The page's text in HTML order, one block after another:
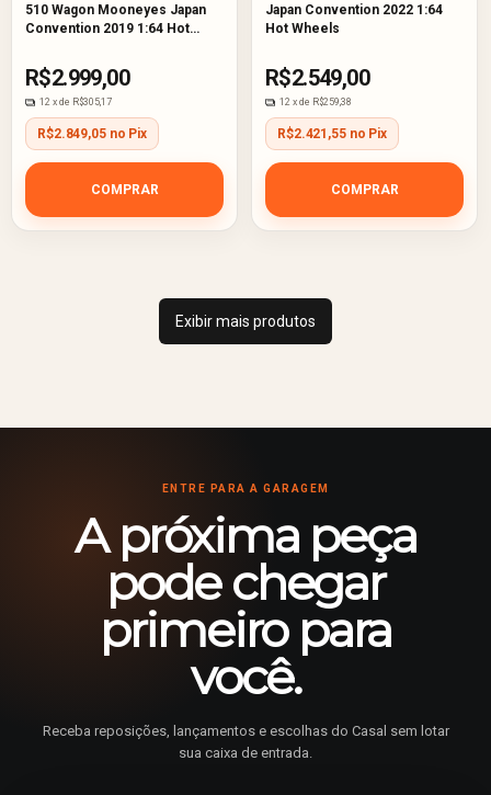
510 Wagon Mooneyes Japan
Convention 2019 1:64 Hot
R$2.999,00
12 x de R$305,17
R$2.849,05 no Pix
COMPRAR
Japan Convention 2022 1:64
Hot Wheels
R$2.549,00
12 x de R$259,38
R$2.421,55 no Pix
COMPRAR
Exibir mais produtos
ENTRE PARA A GARAGEM
A próxima peça
pode chegar
primeiro para
você.
Receba reposições, lançamentos e escolhas do Casal sem lotar
sua caixa de entrada.